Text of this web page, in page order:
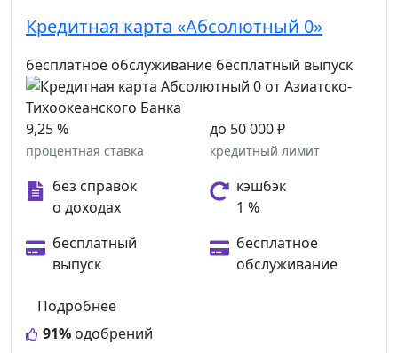
Кредитная карта «Абсолютный 0»
бесплатное обслуживание бесплатный выпуск
9,25 %
процентная ставка
до 50 000 ₽
кредитный лимит
без справок
о доходах
кэшбэк
1 %
бесплатный
выпуск
бесплатное
обслуживание
91% одобрений
Подробнее